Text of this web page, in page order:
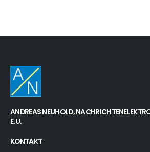
ANDREAS NEUHOLD,
E.U.
KONTAKT